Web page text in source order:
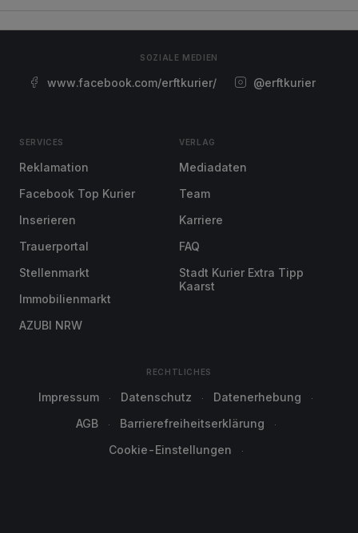
SOZIALE MEDIEN
www.facebook.com/erftkurier/ @erftkurier
SERVICES
Reklamation
Facebook Top Kurier
Inserieren
Trauerportal
Stellenmarkt
Immobilienmarkt
AZUBI NRW
VERLAG
Mediadaten
Team
Karriere
FAQ
Stadt Kurier Extra Tipp
Kaarst
RECHTLICHES
Impressum Datenschutz
Datenerhebung
AGB
Barrierefreiheitserklärung
Cookie-Einstellungen